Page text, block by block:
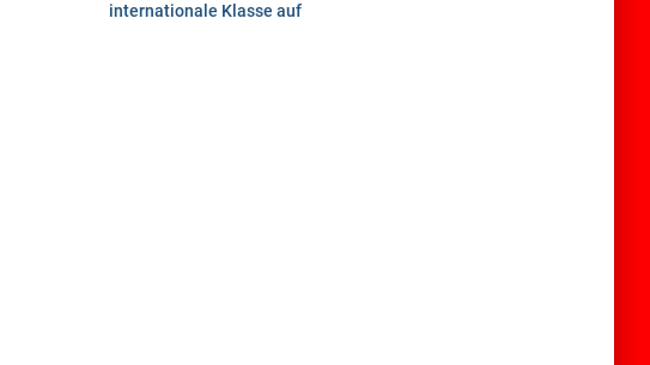
internationale Klasse auf